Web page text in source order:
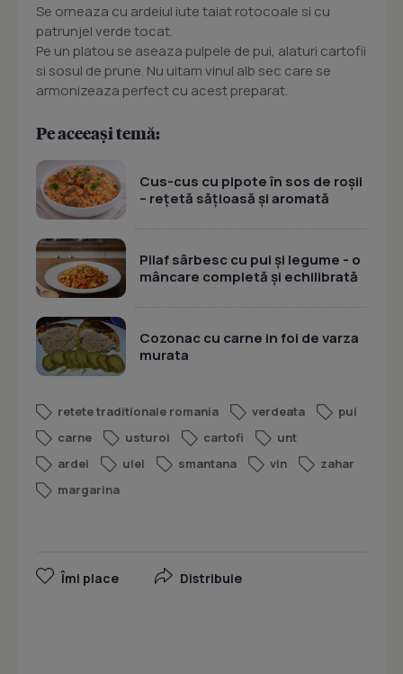
Se orneaza cu ardeiul iute taiat rotocoale si cu
patrunjel verde tocat.
Pe un platou se aseaza pulpele de pui, alaturi cartofii
si sosul de prune. Nu uitam vinul alb sec care se
armonizeaza perfect cu acest preparat.
Pe aceeași temă:
Cus-cus cu pipote în sos de roșii
– rețetă sățioasă și aromată
Pilaf sârbesc cu pui și legume - o
mâncare completă și echilibrată
Cozonac cu carne in foi de varza
murata
retete traditionale romania verdeata
pui
carne
usturoi cartofi
unt
ardei
ulei smantana vin
zahar
margarina
Îmi place Distribuie